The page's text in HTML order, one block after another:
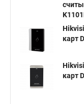
карт
карт